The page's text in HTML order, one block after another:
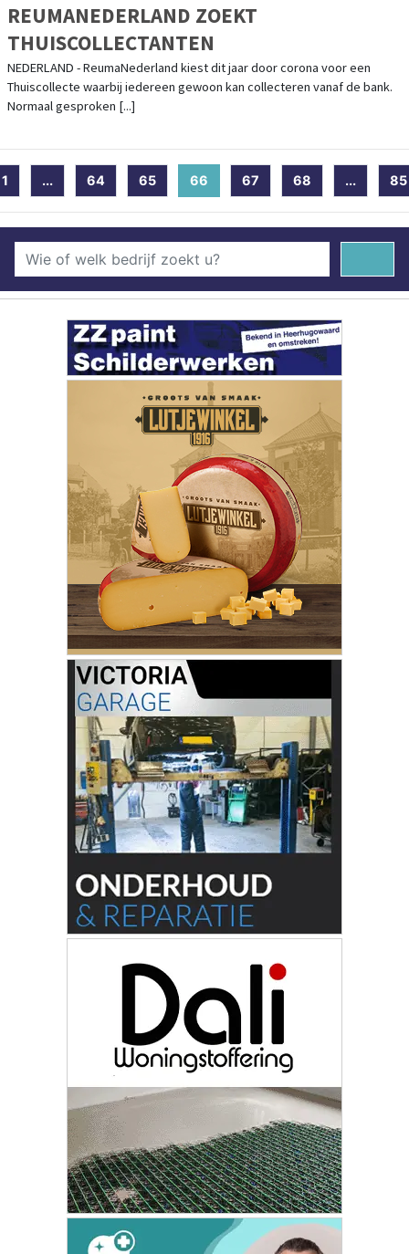
REUMANEDERLAND ZOEKT
THUISCOLLECTANTEN
NEDERLAND - ReumaNederland kiest dit jaar door corona voor een
Thuiscollecte waarbij iedereen gewoon kan collecteren vanaf de bank.
Normaal gesproken [...]
1 ... 64 65 66 (current)
67 68 ... 85